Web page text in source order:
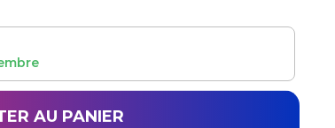
AU PANIER